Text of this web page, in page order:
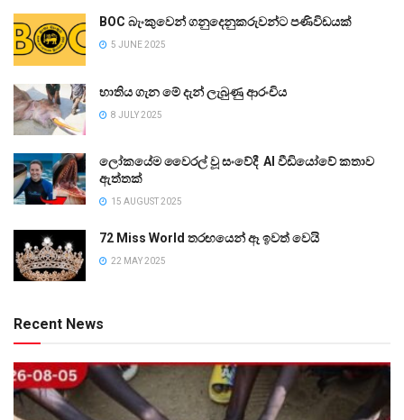
BOC බැංකුවෙන් ගනුදෙනුකරුවන්ට පණිවිඩයක්
5 JUNE 2025
භාතිය ගැන මේ දැන් ලැබුණු ආරංචිය
8 JULY 2025
ලෝකයේම වෛරල් වූ සංවේදී AI වීඩියෝවේ කතාව
ඇත්තක්
15 AUGUST 2025
72 Miss World තරඟයෙන් ඈ ඉවත් වෙයි
22 MAY 2025
Recent News